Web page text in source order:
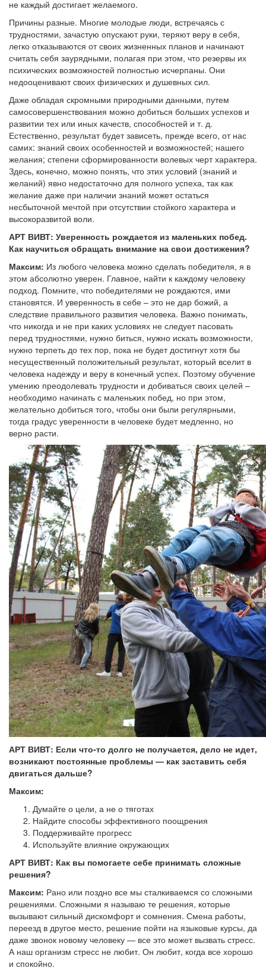
не каждый достигает желаемого.
Причины разные. Многие молодые люди, встречаясь с
трудностями, зачастую опускают руки, теряют веру в себя,
легко отказываются от своих жизненных планов и начинают
считать себя заурядными, полагая при этом, что резервы их
психических возможностей полностью исчерпаны. Они
недооценивают своих физических и душевных сил.
Даже обладая скромными природными данными, путем
самосовершенствования можно добиться больших успехов и
развитии тех или иных качеств, способностей и т. д.
Естественно, результат будет зависеть, прежде всего, от нас
самих: знаний своих особенностей и возможностей; нашего
желания; степени сформированности волевых черт характера.
Здесь, конечно, можно понять, что этих условий (знаний и
желаний) явно недостаточно для полного успеха, так как
желание даже при наличии знаний может остаться
несбыточной мечтой при отсутствии стойкого характера и
высокоразвитой воли.
АРТ ВИВТ: Уверенность рождается из маленьких побед.
Как научиться обращать внимание на свои достижения?
Максим: Из любого человека можно сделать победителя, я в
этом абсолютно уверен. Главное, найти к каждому человеку
подход. Помните, что победителями не рождаются, ими
становятся. И уверенность в себе – это не дар божий, а
следствие правильного развития человека. Важно понимать,
что никогда и не при каких условиях не следует пасовать
перед трудностями, нужно биться, нужно искать возможности,
нужно терпеть до тех пор, пока не будет достигнут хотя бы
несущественный положительный результат, который вселит в
человека надежду и веру в конечный успех. Поэтому обучение
умению преодолевать трудности и добиваться своих целей –
необходимо начинать с маленьких побед, но при этом,
желательно добиться того, чтобы они были регулярными,
тогда градус уверенности в человеке будет медленно, но
верно расти.
АРТ ВИВТ: Если что-то долго не получается, дело не идет,
возникают постоянные проблемы — как заставить себя
двигаться дальше?
Максим:
Думайте о цели, а не о тяготах
Найдите способы эффективного поощрения
Поддерживайте прогресс
Используйте влияние окружающих
АРТ ВИВТ: Как вы помогаете себе принимать сложные
решения?
Максим: Рано или поздно все мы сталкиваемся со сложными
решениями. Сложными я называю те решения, которые
вызывают сильный дискомфорт и сомнения. Смена работы,
переезд в другое место, решение пойти на языковые курсы, да
даже звонок новому человеку — все это может вызвать стресс.
А наш организм стресс не любит. Он любит, когда все хорошо
и спокойно.